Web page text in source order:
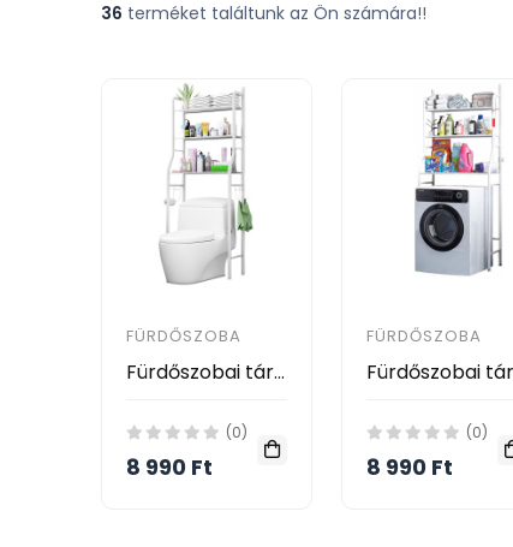
36 terméket találtunk az Ön számára!!
FÜRDŐSZOBA
Fürdőszobai tároló állvány WC fölé, 3 polcos - TOILET Rack
(0)
8 990 Ft
FÜRDŐSZOBA
(0)
8 990 Ft